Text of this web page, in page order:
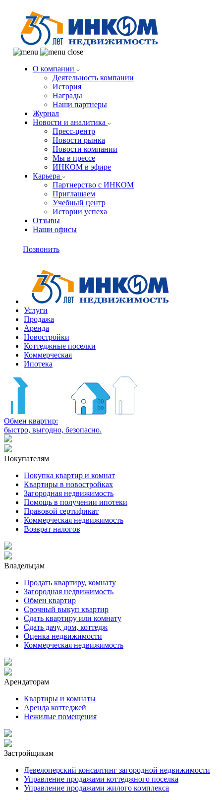
О компании
Деятельность компании
История
Награды
Наши партнеры
Журнал
Новости и аналитика
Пресс-центр
Новости рынка
Новости компании
Мы в прессе
ИНКОМ в эфире
Карьера
Партнерство с ИНКОМ
Приглашаем
Учебный центр
Истории успеха
Отзывы
Наши офисы
Позвонить
Услуги
Продажа
Аренда
Новостройки
Коттеджные поселки
Коммерческая
Ипотека
Обмен квартир:
быстро, выгодно, безопасно.
Покупателям
Покупка квартир и комнат
Квартиры в новостройках
Загородная недвижимость
Помощь в получении ипотеки
Правовой сертификат
Коммерческая недвижимость
Возврат налогов
Владельцам
Продать квартиру, комнату
Загородная недвижимость
Обмен квартир
Срочный выкуп квартир
Сдать квартиру или комнату
Сдать дачу, дом, коттедж
Оценка недвижимости
Коммерческая недвижимость
Арендаторам
Квартиры и комнаты
Аренда коттеджей
Нежилые помещения
Застройщикам
Девелоперский консалтинг загородной недвижимости
Управление продажами коттеджного поселка
Управление продажами жилого комплекса